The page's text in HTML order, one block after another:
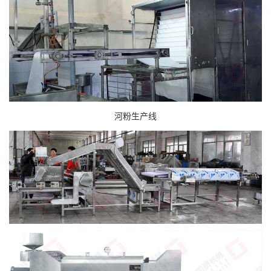
河粉生产线